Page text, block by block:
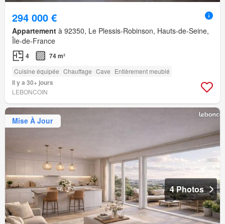
294 000 €
Appartement à 92350, Le Plessis-Robinson, Hauts-de-Seine,
Île-de-France
4 74 m²
Cuisine équipée Chauffage Cave Entièrement meublé
Il y a 30+ jours
LEBONCOIN
Mise À Jour
4 Photos